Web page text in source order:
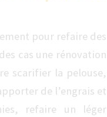
pour refaire des
cas une rénovation
scarifier la pelouse,
de l’engrais et
refaire un léger